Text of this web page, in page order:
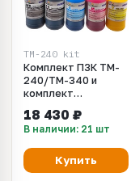
TM-240_kit
Комплект ПЗК TM-
240/TM-340 и
комплект
DCTEC 5x200
18 430 ₽
В наличии: 21 шт
Купить